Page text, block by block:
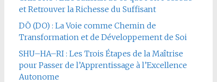
et Retrouver la Richesse du Suffisant
DŌ (DO) : La Voie comme Chemin de
Transformation et de Développement de Soi
SHU–HA–RI : Les Trois Étapes de la Maîtrise
pour Passer de l’Apprentissage à l’Excellence
Autonome